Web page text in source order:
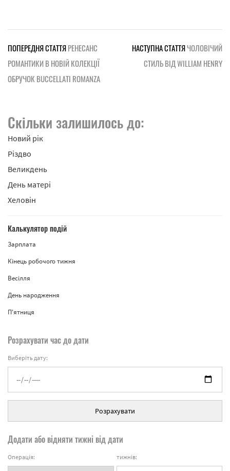
ПОПЕРЕДНЯ СТАТТЯРЕНЕСАНС
РОМАНТИКИ В НОВІЙ КОЛЕКЦІЇ
ОБРУЧОК BUCCELLATI ROMANZA
НАСТУПНА СТАТТЯЧОЛОВІЧИЙ
СТИЛЬ ВІД WILLIAM HENRY
Скільки залишилось до:
Новий рік
Різдво
Великдень
День матері
Хеловін
Калькулятор подій
Зарплата
Кінець робочого тижня
Весілля
День народження
П'ятниця
Розрахувати час до дати
Виберіть дату:
Розрахувати
Додати або відняти тижні від дати
Операція: тижнів: